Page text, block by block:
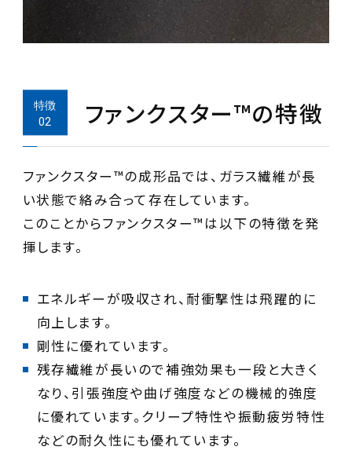
ファンクスター™︎の特徴
ファンクスター™︎の成形品では、ガラス繊維が長
い状態で絡み合って存在しています。
このことからファンクスター™︎は以下の特徴を発
揮します。
エネルギーが吸収され、耐衝撃性は飛躍的に
残存繊維が長いので補強効果も一段と大きく
なり、引張強度や曲げ強度などの機械的強度
に優れています。クリープ特性や振動疲労特性